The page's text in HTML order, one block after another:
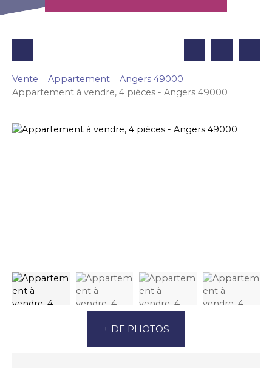
Vente Appartement
Angers 49000
Appartement à vendre, 4 pièces - Angers 49000
+ DE PHOTOS